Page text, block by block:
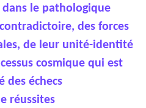
le pathologique
des forces
de leur unité-identité
cosmique qui est
des échecs
réussites